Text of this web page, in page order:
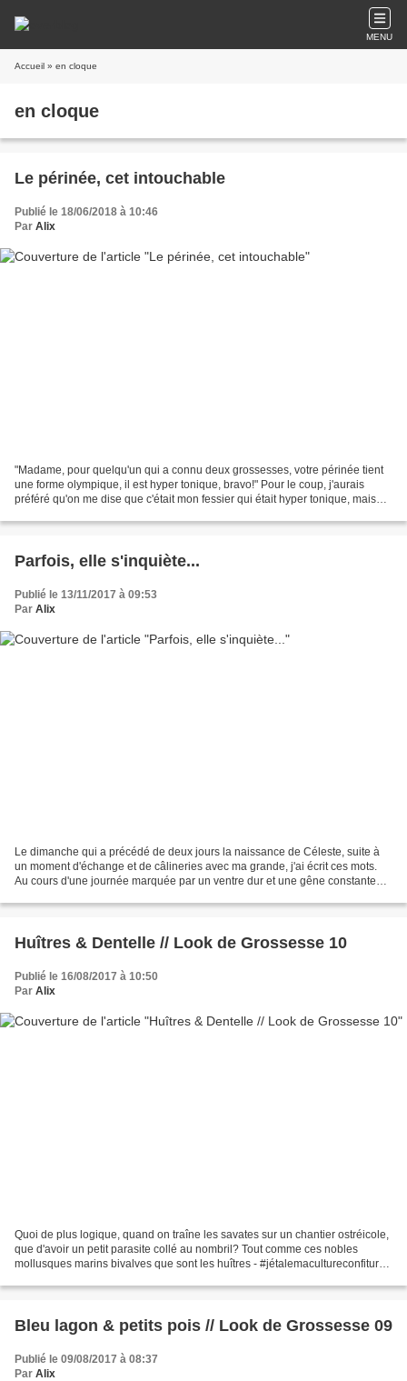
MENU
Accueil » en cloque
en cloque
Le périnée, cet intouchable
Publié le 18/06/2018 à 10:46
Par Alix
"Madame, pour quelqu'un qui a connu deux grossesses, votre périnée tient
une forme olympique, il est hyper tonique, bravo!" Pour le coup, j'aurais
préféré qu'on me dise que c'était mon fessier qui était hyper tonique, mais
Parfois, elle s'inquiète...
Publié le 13/11/2017 à 09:53
Par Alix
Le dimanche qui a précédé de deux jours la naissance de Céleste, suite à
un moment d'échange et de câlineries avec ma grande, j'ai écrit ces mots.
Au cours d'une journée marquée par un ventre dur et une gêne constante
Huîtres & Dentelle // Look de Grossesse 10
Publié le 16/08/2017 à 10:50
Par Alix
Quoi de plus logique, quand on traîne les savates sur un chantier ostréicole,
que d'avoir un petit parasite collé au nombril? Tout comme ces nobles
mollusques marins bivalves que sont les huîtres - #jétalemacultureconfiture -
Bleu lagon & petits pois // Look de Grossesse 09
Publié le 09/08/2017 à 08:37
Par Alix